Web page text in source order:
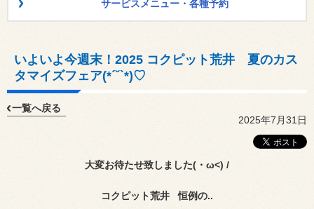
サービスメニュー・各種予約
いよいよ今週末！2025 コクピット荒井 夏のカス
タマイズフェア(*´˘`*)♡
一覧へ戻る
2025年7月31日
大変お待たせ致しました(・ω<) /
コクピット荒井 恒例の..